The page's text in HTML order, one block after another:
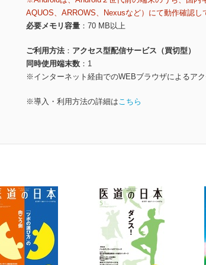
AQUOS、ARROWS、Nexusなど）にて動作確認し
必要メモリ容量
70 MB以上
ご利用方法
アクセス型配信サービス（買切型）
同時使用端末数
1
※インターネット経由でのWEBブラウザによるア
※導入・利用方法の詳細はこちら